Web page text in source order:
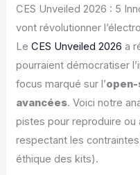
CES Unveiled 2026 : 5
vont révolutionner
LeCES Unveiled 2026 a
pourraient démocratiser
focus marqué sur l’
avancées. Voici notre
pistes pour reproduire ou
respectant les
éthique des kits).